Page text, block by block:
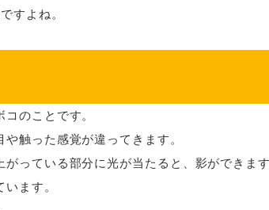
すよね。
のことです。
触った感覚が違ってきます。
っている部分に光が当たると、影ができま
ます。